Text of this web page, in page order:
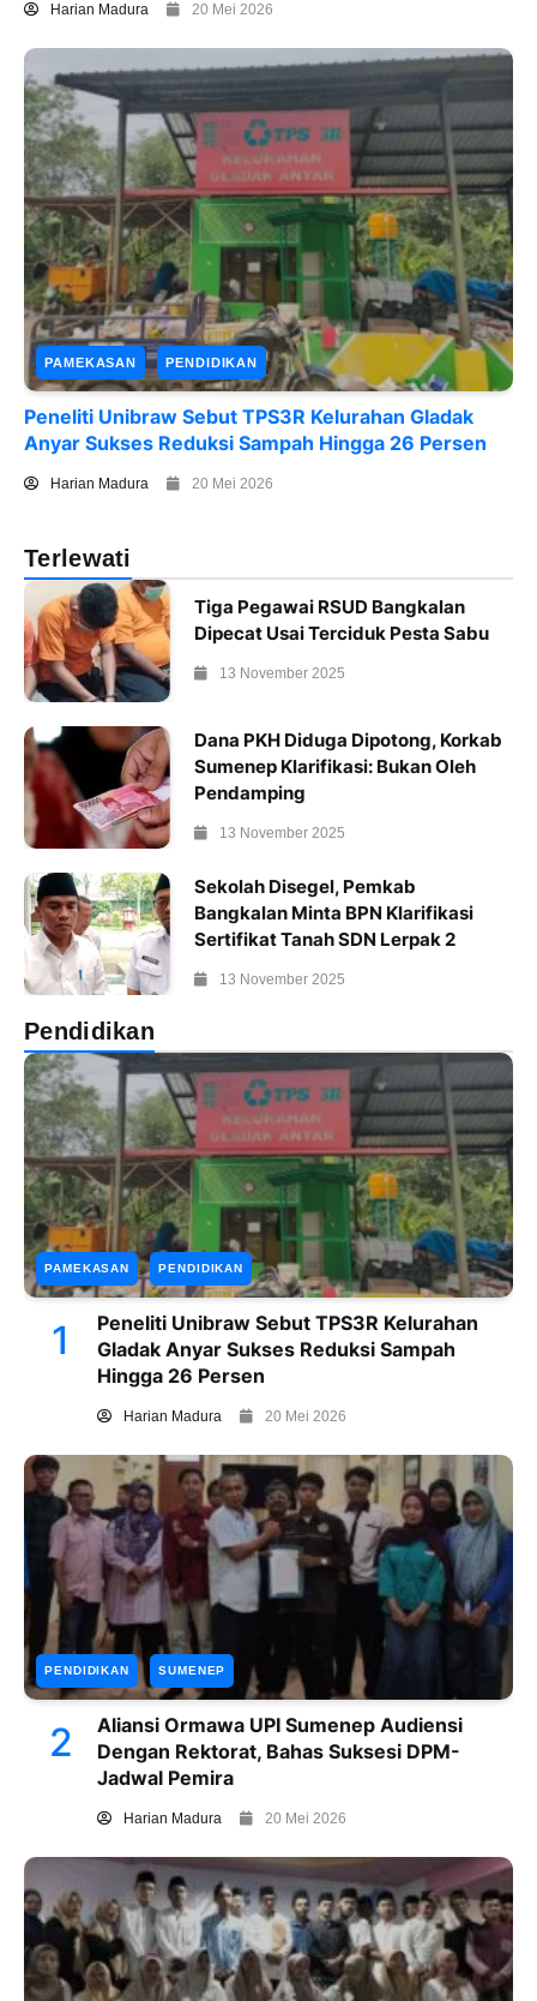
Harian Madura 20 Mei 2026
PAMEKASAN PENDIDIKAN
Peneliti Unibraw Sebut TPS3R Kelurahan Gladak
Anyar Sukses Reduksi Sampah Hingga 26 Persen
Harian Madura 20 Mei 2026
Terlewati
Tiga Pegawai RSUD Bangkalan
Dipecat Usai Terciduk Pesta Sabu
13 November 2025
Dana PKH Diduga Dipotong, Korkab
Sumenep Klarifikasi: Bukan Oleh
Pendamping
13 November 2025
Sekolah Disegel, Pemkab
Bangkalan Minta BPN Klarifikasi
Sertifikat Tanah SDN Lerpak 2
13 November 2025
Pendidikan
PAMEKASAN PENDIDIKAN
1
Peneliti Unibraw Sebut TPS3R Kelurahan
Gladak Anyar Sukses Reduksi Sampah
Hingga 26 Persen
Harian Madura 20 Mei 2026
PENDIDIKAN SUMENEP
2
Aliansi Ormawa UPI Sumenep Audiensi
Dengan Rektorat, Bahas Suksesi DPM-
Jadwal Pemira
Harian Madura 20 Mei 2026